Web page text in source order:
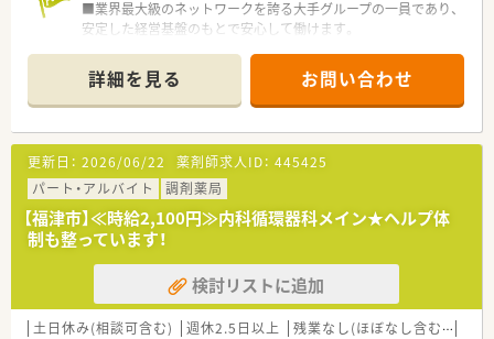
■業界最大級のネットワークを誇る大手グループの一員であり、
安定した経営基盤のもとで安心して働けます。
ンフラとして重要な役割を担っています。
■薬剤師一人当たりの処方箋枚数を約21枚に抑え、ゆとりある
人員配置で質の高い業務を支援しています。
【求人情報について】
■始業前の準備時間も含めて1分単位で残業代が支給されるた
め、サービス残業は一切ありません。
■年間休日は120日以上に加え夏季・年末年始休暇も完備されて
おり、プライベートも充実させられます。
■世帯主向けの住宅手当や退職金制度をはじめ、選択型福利厚生
サービスなど手厚い制度が整っています。
【こんな方が活躍中】
■かかりつけ業務や服薬後のフォローアップに積極的に取り組
詳細を見る お問い合わせ
更新日： 2026/06/22 薬剤師求人ID： 445425
パート・アルバイト
調剤薬局
【福津市】≪時給2,100円≫内科循環器科メイン★ヘルプ体
制も整っています！
検討リストに追加
土日休み(相談可含む) 週休2.5日以上 残業なし(ほぼなし含む)